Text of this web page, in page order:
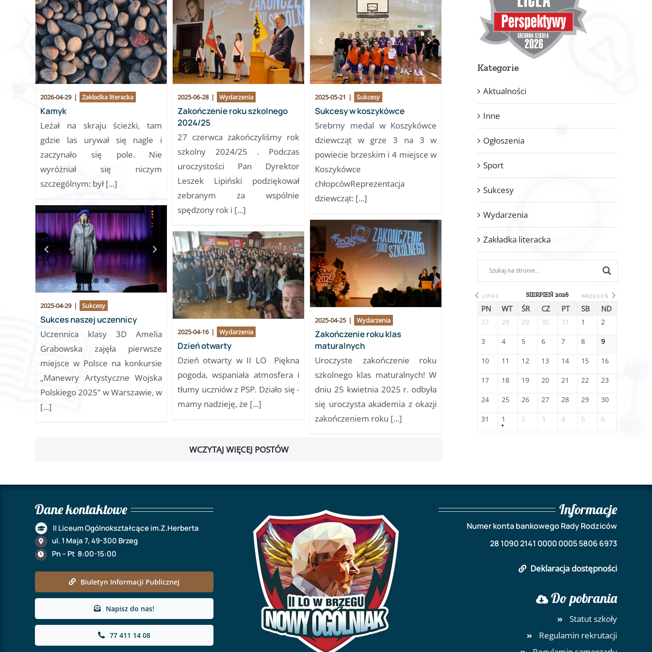
Kamyk
2026-04-29 | Zakładka literacka
Leżał na skraju ścieżki, tam
gdzie las urywał się nagle i
zaczynało się pole. Nie
wyróżniał się niczym
szczególnym: był [...]
Zakończenie roku szkolnego
2024/25
2025-06-28 | Wydarzenia
27 czerwca zakończyliśmy rok
szkolny 2024/25 . Podczas
uroczystości Pan Dyrektor
Leszek Lipiński podziękował
zebranym za wspólnie
spędzony rok i [...]
Sukcesy w koszykówce
2025-05-21 | Sukcesy
Srebrny medal w Koszykówce
dziewcząt w grze 3 na 3 w
powiecie brzeskim i 4 miejsce w
Koszykówce
chłopcówReprezentacja
dziewcząt: [...]
Sukces naszej uczennicy
2025-04-29 | Sukcesy
Uczennica klasy 3D Amelia
Grabowska zajęła pierwsze
miejsce w Polsce na konkursie
„Manewry Artystyczne Wojska
Polskiego 2025” w Warszawie, w
[...]
Zakończenie roku klas
maturalnych
2025-04-25 | Wydarzenia
Uroczyste zakończenie roku
szkolnego klas maturalnych! W
dniu 25 kwietnia 2025 r. odbyła
się uroczysta akademia z okazji
zakończeniem roku [...]
Dzień otwarty
2025-04-16 | Wydarzenia
Dzień otwarty w II LO Piękna
pogoda, wspaniała atmosfera i
tłumy uczniów z PSP. Działo się -
mamy nadzieję, że [...]
WCZYTAJ WIĘCEJ POSTÓW
Kategorie
Aktualności
Inne
Ogłoszenia
Sport
Sukcesy
Wydarzenia
Zakładka literacka
LIPIEC SIERPIEŃ 2026 WRZESIEŃ
PN WT ŚR CZ PT SB ND
27 28 29 30 31 1 2
3 4 5 6 7 8 9
10 11 12 13 14 15 16
17 18 19 20 21 22 23
24 25 26 27 28 29 30
31 1 2 3 4 5 6
Dane kontaktowe
II Liceum Ogólnokształcące im.Z.Herberta
ul. 1 Maja 7, 49-300 Brzeg
Pn – Pt 8:00-15:00
Biuletyn Informacji Publicznej
Napisz do nas!
77 411 14 08
Informacje
Numer konta bankowego Rady Rodziców
28 1090 2141 0000 0005 5806 6973
Deklaracja dostępności
Do pobrania
Statut szkoły
Regulamin rekrutacji